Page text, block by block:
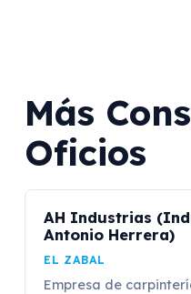
Más
Oficios
AH Industrias
Antonio Herrera)
EL ZABAL
Empresa de